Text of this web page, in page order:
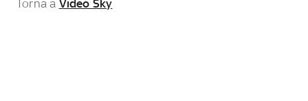
Torna a Video Sky